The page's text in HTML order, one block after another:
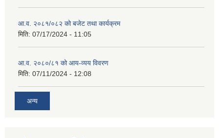
आ.व. २०८१/०८२ को बजेट तथा कार्यक्रम
मिति: 07/17/2024 - 11:05
आ.व. २०८०/८१ को आय-व्यय विवरण
मिति: 07/11/2024 - 12:08
अन्य